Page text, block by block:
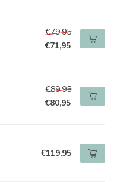
€79,95
€71,95
€89,95
€80,95
€119,95